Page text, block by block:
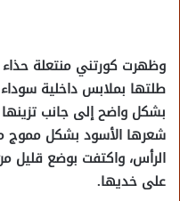
وظهرت كورتني منتعلة
طلتها بملابس داخلية
بشكل واضح إلى جانب
شعرها الأسود بشكل مموج
الرأس، واكتفت بوضع قليل
على خديها.